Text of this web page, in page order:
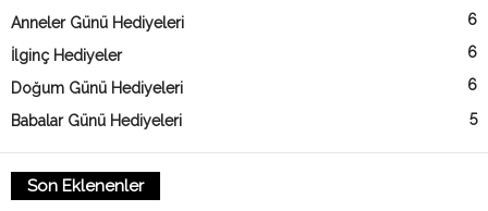
Anneler Günü Hediyeleri 6
İlginç Hediyeler 6
Doğum Günü Hediyeleri 6
Babalar Günü Hediyeleri 5
Son Eklenenler